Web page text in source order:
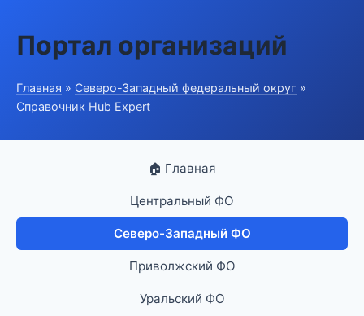
Портал организаций
Главная » Северо-Западный федеральный округ »
Справочник Hub Expert
🏠 Главная
Центральный ФО
Северо-Западный ФО
Приволжский ФО
Уральский ФО